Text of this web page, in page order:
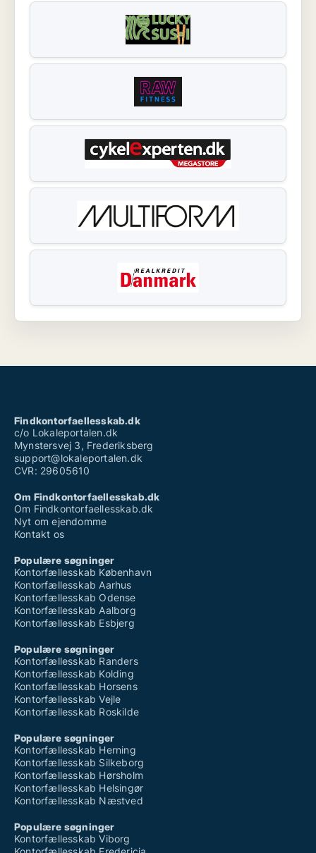
Findkontorfaellesskab.dk
c/o Lokaleportalen.dk
Mynstersvej 3, Frederiksberg
support@lokaleportalen.dk
CVR: 29605610
Om Findkontorfaellesskab.dk
Om Findkontorfaellesskab.dk
Nyt om ejendomme
Kontakt os
Populære søgninger
Kontorfællesskab København
Kontorfællesskab Aarhus
Kontorfællesskab Odense
Kontorfællesskab Aalborg
Kontorfællesskab Esbjerg
Populære søgninger
Kontorfællesskab Randers
Kontorfællesskab Kolding
Kontorfællesskab Horsens
Kontorfællesskab Vejle
Kontorfællesskab Roskilde
Populære søgninger
Kontorfællesskab Herning
Kontorfællesskab Silkeborg
Kontorfællesskab Hørsholm
Kontorfællesskab Helsingør
Kontorfællesskab Næstved
Populære søgninger
Kontorfællesskab Viborg